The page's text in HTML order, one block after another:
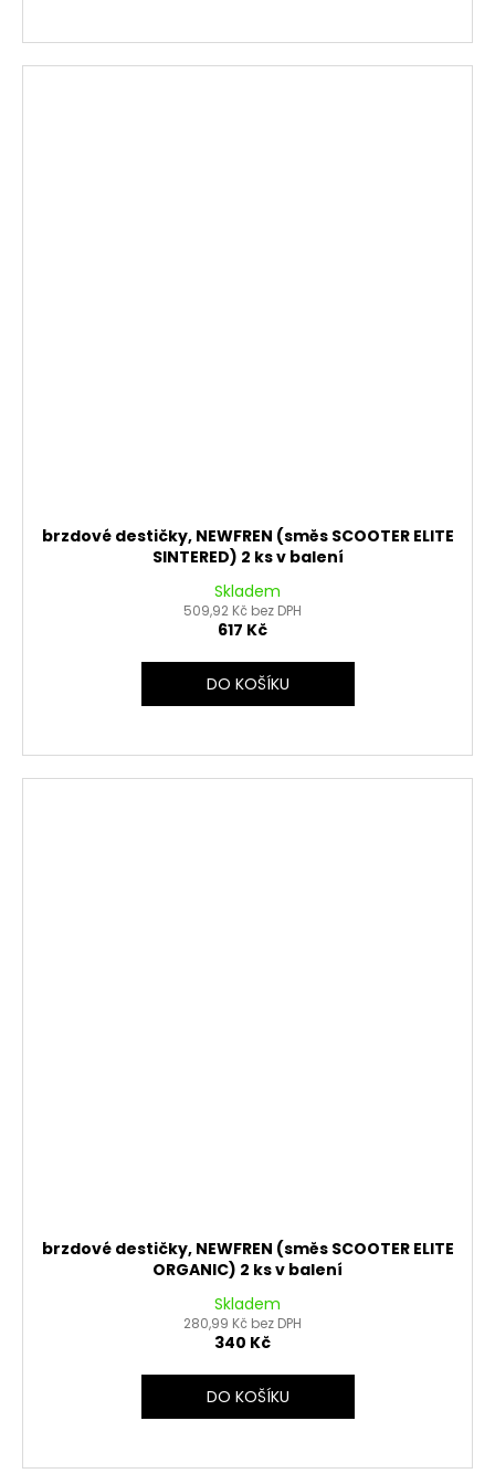
brzdové destičky, NEWFREN (směs SCOOTER ELITE
SINTERED) 2 ks v balení
Skladem
509,92 Kč bez DPH
617 Kč
DO KOŠÍKU
brzdové destičky, NEWFREN (směs SCOOTER ELITE
ORGANIC) 2 ks v balení
Skladem
280,99 Kč bez DPH
340 Kč
DO KOŠÍKU